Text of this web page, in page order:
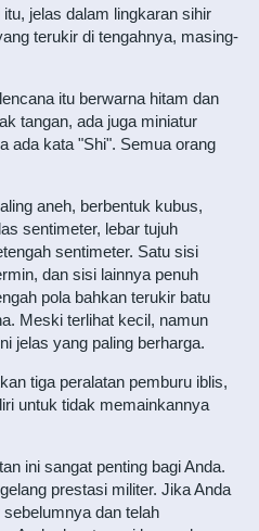
jelas dalam lingkaran sihir
terukir di tengahnya, masing-
itu berwarna hitam dan
tangan, ada juga miniatur
ada kata "Shi". Semua orang
aneh, berbentuk kubus,
sentimeter, lebar tujuh
sentimeter. Satu sisi
dan sisi lainnya penuh
pola bahkan terukir batu
Meski terlihat kecil, namun
jelas yang paling berharga.
tiga peralatan pemburu iblis,
untuk tidak memainkannya
ini sangat penting bagi Anda.
prestasi militer. Jika Anda
dan telah